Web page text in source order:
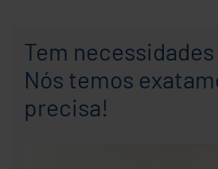
Tem
Nós temos
precisa!